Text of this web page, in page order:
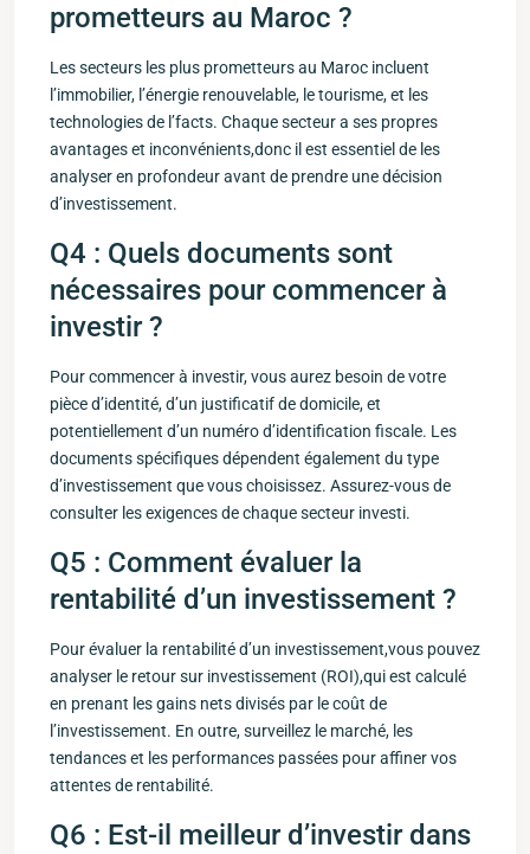
prometteurs au Maroc‌ ?
Les secteurs les plus prometteurs au Maroc incluent
l’immobilier, l’énergie renouvelable, le tourisme, et les
technologies de l’facts. Chaque secteur a ses propres
avantages et inconvénients,donc il est essentiel de les
analyser en profondeur avant de prendre une décision
d’investissement.
Q4 : Quels documents sont
nécessaires pour commencer à
investir ⁢?
Pour commencer à investir, vous aurez⁢ besoin de⁤ votre
pièce d’identité, d’un justificatif de domicile,​ et
potentiellement d’un numéro d’identification fiscale. Les
documents spécifiques⁤ dépendent⁣ également du type
d’investissement que vous choisissez. Assurez-vous de
consulter les exigences de chaque secteur investi.
Q5 :⁤ Comment​ évaluer la
rentabilité d’un investissement ?
Pour évaluer la rentabilité d’un investissement,vous pouvez
analyser le retour sur investissement (ROI),qui est calculé⁤
en​ prenant les gains nets divisés par ⁢le coût de
l’investissement. En outre, surveillez le marché, les
tendances et⁤ les ⁣performances passées pour affiner vos
attentes de⁣ rentabilité.
Q6 : Est-il meilleur d’investir dans